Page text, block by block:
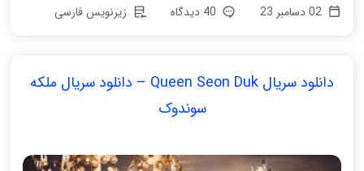
02 دسامبر 23 زیرنویس فارسی
دانلود سریال Queen Seon Duk – دانلود سریال ملکه
سوندوک